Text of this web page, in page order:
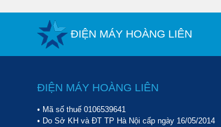
ĐIỆN MÁY HOÀNG LIÊN
ĐIỆN MÁY HOÀNG LIÊN
• Mã số thuế 0106539641
• Do Sở KH và ĐT TP Hà Nội cấp ngày 16/05/2014